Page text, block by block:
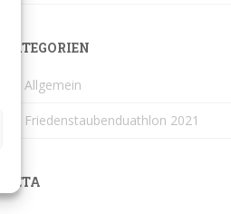
KATEGORIEN
Allgemein
Friedenstaubenduathlon 2021
META